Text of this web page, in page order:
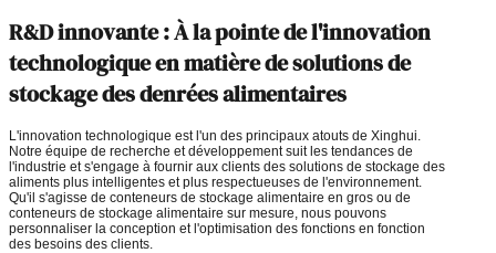
R&D innovante : À la pointe de l'innovation
technologique en matière de solutions de
stockage des denrées alimentaires
L'innovation technologique est l'un des principaux atouts de Xinghui.
Notre équipe de recherche et développement suit les tendances de
l'industrie et s'engage à fournir aux clients des solutions de stockage des
aliments plus intelligentes et plus respectueuses de l'environnement.
Qu'il s'agisse de conteneurs de stockage alimentaire en gros ou de
conteneurs de stockage alimentaire sur mesure, nous pouvons
personnaliser la conception et l'optimisation des fonctions en fonction
des besoins des clients.